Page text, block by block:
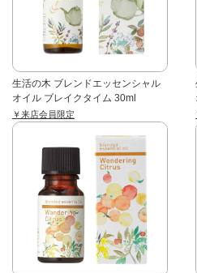
生活の木 ブレンドエッセンシャル
オイル ブレイクタイム 30ml
￥来店会員限定